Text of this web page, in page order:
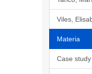
Viles,
Materia
Case